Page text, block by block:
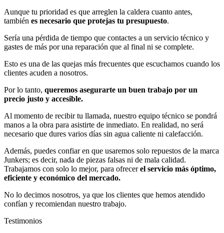
Aunque tu prioridad es que arreglen la caldera cuanto antes,
también es necesario que protejas tu presupuesto.
Sería una pérdida de tiempo que contactes a un servicio técnico y
gastes de más por una reparación que al final ni se complete.
Esto es una de las quejas más frecuentes que escuchamos cuando los
clientes acuden a nosotros.
Por lo tanto, queremos asegurarte un buen trabajo por un
precio justo y accesible.
Al momento de recibir tu llamada, nuestro equipo técnico se pondrá
manos a la obra para asistirte de inmediato. En realidad, no será
necesario que dures varios días sin agua caliente ni calefacción.
Además, puedes confiar en que usaremos solo repuestos de la marca
Junkers; es decir, nada de piezas falsas ni de mala calidad.
Trabajamos con solo lo mejor, para ofrecerel servicio más óptimo,
eficiente y económico del mercado.
No lo decimos nosotros, ya que los clientes que hemos atendido
confían y recomiendan nuestro trabajo.
Testimonios